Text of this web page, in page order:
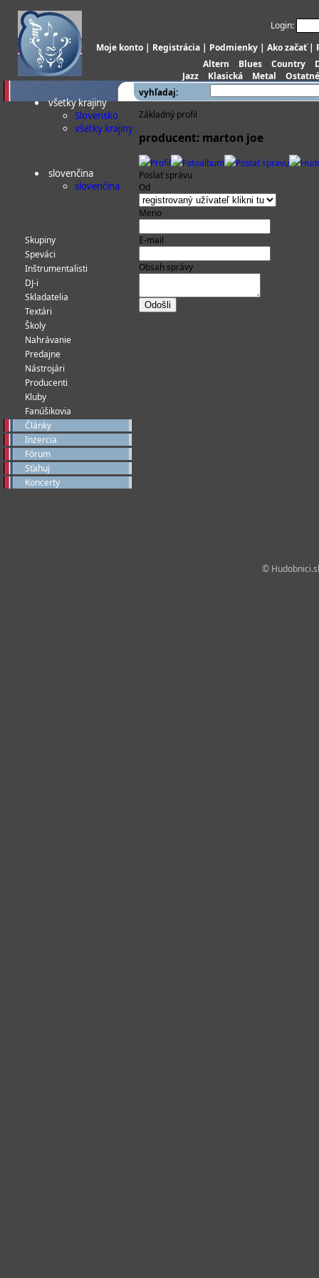
Login:
Moje konto | Registrácia | Podmienky | Ako začať|
Altern
Blues Country
Jazz
Klasická Metal
Ostatné
vyhľadaj:
všetky krajiny
Slovensko
všetky krajiny
slovenčina
slovenčina
Skupiny
Speváci
Inštrumentalisti
DJ-i
Skladatelia
Textári
Školy
Nahrávanie
Predajne
Nástrojári
Producenti
Kluby
Fanúšikovia
Články
Inzercia
Fórum
Sťahuj
Koncerty
Základný profil
producent: marton joe
Profil Fotoalbum Poslať správu
Poslať správu
Od
Meno
E-mail
Obsah správy
©